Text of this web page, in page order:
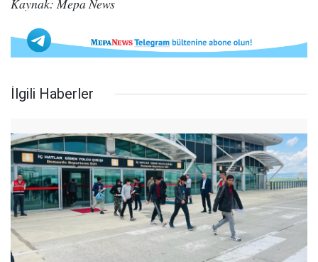
Kaynak: Mepa News
İlgili Haberler